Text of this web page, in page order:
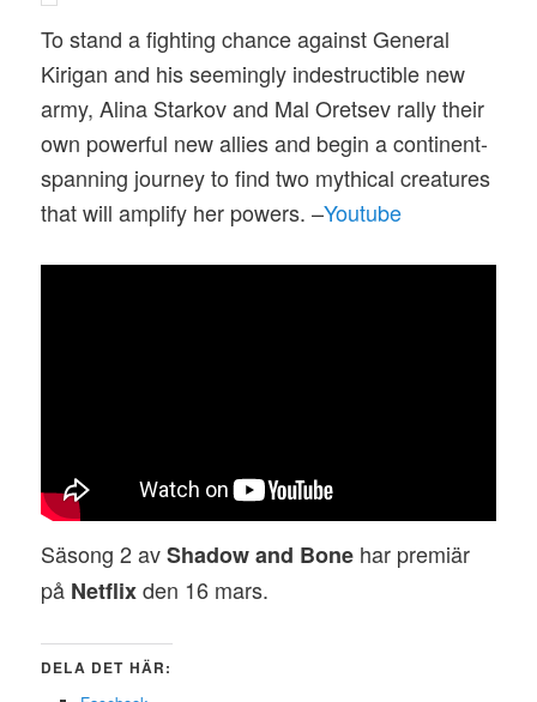
To stand a fighting chance against General
Kirigan and his seemingly indestructible new
army, Alina Starkov and Mal Oretsev rally their
own powerful new allies and begin a continent-
spanning journey to find two mythical creatures
that will amplify her powers. –Youtube
Säsong 2 avShadow and Bone har premiär
på Netflixden 16 mars.
DELA DET HÄR: